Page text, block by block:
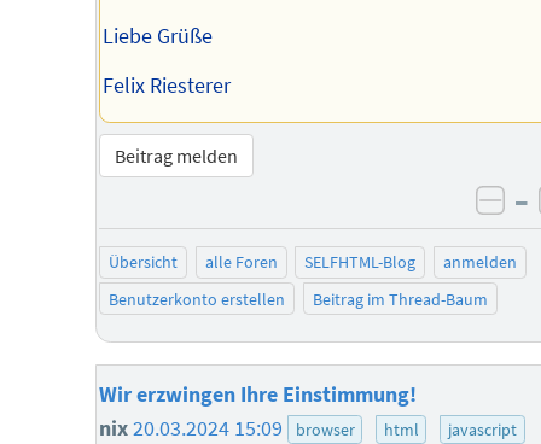
Liebe Grüße
Felix Riesterer
Beitrag melden
–
Übersicht alle Foren SELFHTML-Blog
anmelden
Benutzerkonto erstellen
Beitrag im Thread-Baum
Wir erzwingen Ihre Einstimmung!
nix20.03.2024 15:09 browser html javascript